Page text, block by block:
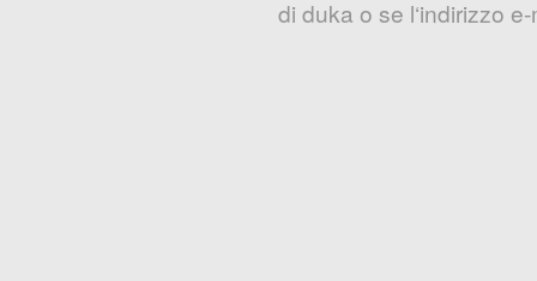
di duka o se l‘indirizzo